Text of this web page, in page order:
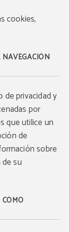
cookies,
de privacidad y
por
que utilice un
de
sobre
su